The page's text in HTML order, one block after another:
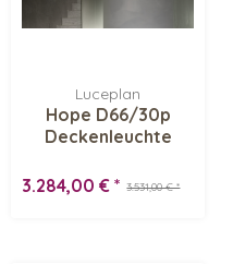
Luceplan
Hope D66/30p
Deckenleuchte
3.531,00 € *
3.284,00 € *